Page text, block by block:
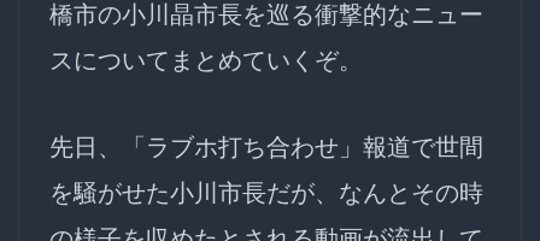
橋市の小川晶市長を巡る衝撃的なニュー
スについてまとめていくぞ。
先日、「ラブホ打ち合わせ」報道で世間
を騒がせた小川市長だが、なんとその時